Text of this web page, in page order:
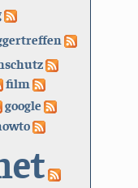
film
google